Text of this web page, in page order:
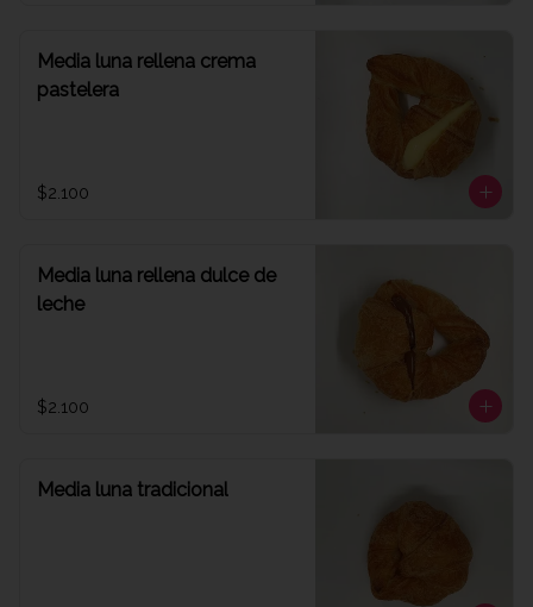
Media luna rellena crema
pastelera
$2.100
Media luna rellena dulce de
leche
$2.100
Media luna tradicional